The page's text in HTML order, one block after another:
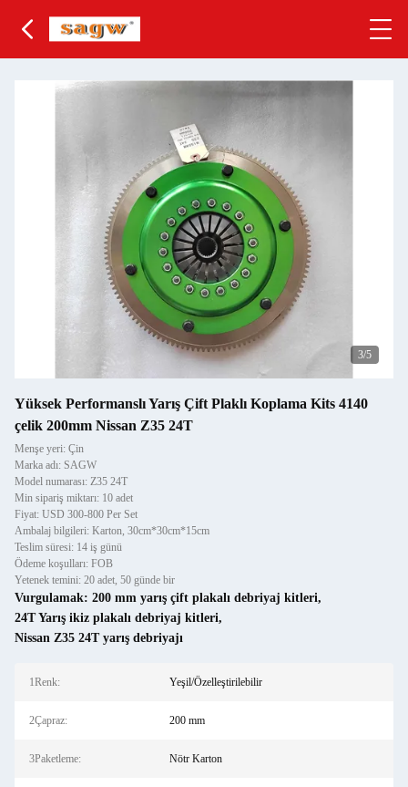
3/5
Yüksek Performanslı Yarış Çift Plaklı Koplama Kits 4140
çelik 200mm Nissan Z35 24T
Menşe yeri: Çin
Marka adı: SAGW
Model numarası: Z35 24T
Min sipariş miktarı: 10 adet
Fiyat: USD 300-800 Per Set
Ambalaj bilgileri: Karton, 30cm*30cm*15cm
Teslim süresi: 14 iş günü
Ödeme koşulları: FOB
Yetenek temini: 20 adet, 50 günde bir
Vurgulamak: 200 mm yarış çift plakalı debriyaj kitleri,
24T Yarış ikiz plakalı debriyaj kitleri,
Nissan Z35 24T yarış debriyajı
1Renk: Yeşil/Özelleştirilebilir
2Çapraz: 200 mm
3Paketleme: Nötr Karton